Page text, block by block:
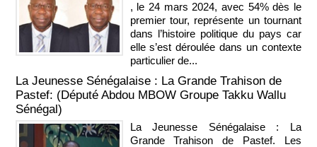
, le 24 mars 2024, avec 54% dès le
premier tour, représente un tournant
dans l’histoire politique du pays car
elle s’est déroulée dans un contexte
particulier de...
La Jeunesse Sénégalaise : La Grande Trahison de
Pastef: (Député Abdou MBOW Groupe Takku Wallu
Sénégal)
La Jeunesse Sénégalaise : La
Grande Trahison de Pastef. Les